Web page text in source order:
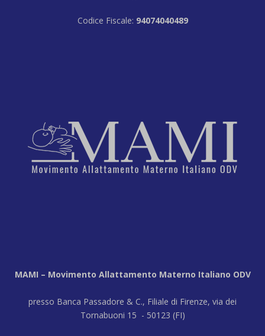
Codice Fiscale: 94074040489
MAMI – Movimento Allattamento Materno Italiano ODV
presso Banca Passadore & C., Filiale di Firenze, via dei
Tornabuoni 15 - 50123 (FI)